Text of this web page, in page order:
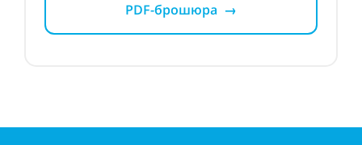
PDF-брошюра →